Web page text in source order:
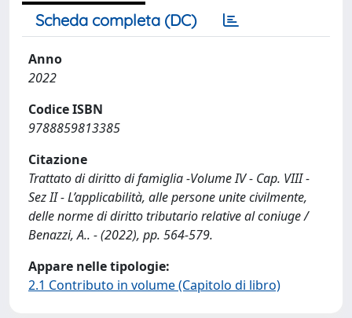
Scheda completa (DC)
Anno
2022
Codice ISBN
9788859813385
Citazione
Trattato di diritto di famiglia -Volume IV - Cap. VIII -
Sez II - L’applicabilità, alle persone unite civilmente,
delle norme di diritto tributario relative al coniuge /
Benazzi, A.. - (2022), pp. 564-579.
Appare nelle tipologie:
2.1 Contributo in volume (Capitolo di libro)